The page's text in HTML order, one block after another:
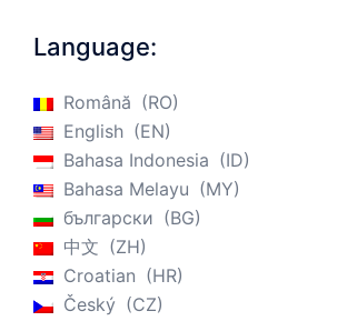
Language:
Română
RO
English
EN
Bahasa Indonesia
ID
Bahasa Melayu
MY
български
BG
中文
ZH
Croatian
HR
Český
CZ